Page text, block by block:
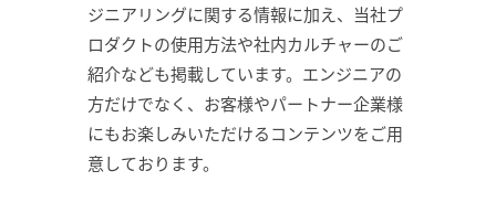
ジニアリングに関する情報に加え、当社プ
ロダクトの使用方法や社内カルチャーのご
紹介なども掲載しています。エンジニアの
方だけでなく、お客様やパートナー企業様
にもお楽しみいただけるコンテンツをご用
意しております。